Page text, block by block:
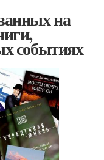
на
событиях